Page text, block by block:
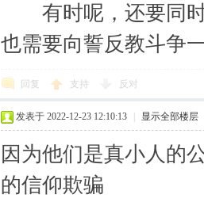
有时呢，还要同时
也需要向誓反教斗争
回复 支持 反对
发表于 2022-12-23 12:10:13 显示全部楼层
因为他们是真小人的
的信仰欺骗